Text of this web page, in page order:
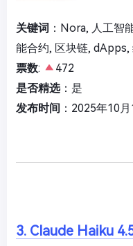
关键词 ：Nora, 人工智
能合约, 区块链, dApps,
票数:
472
是否精选：是
发布时间 ：2025年10
3. Claude Haiku